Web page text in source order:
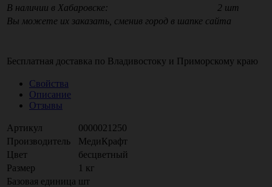
В наличии в Хабаровске:
2 шт
Вы можете их заказать, сменив город в шапке сайта
Бесплатная доставка по Владивостоку и Приморскому краю
Свойства
Описание
Отзывы
Артикул
0000021250
Производитель
МедиКрафт
Цвет
бесцветный
Размер
1 кг
Базовая единица шт